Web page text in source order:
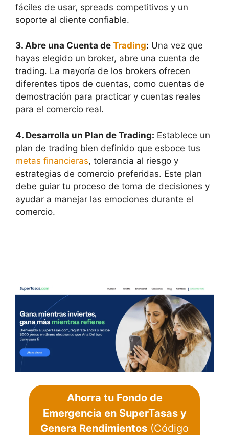
fáciles de usar, spreads competitivos y un
soporte al cliente confiable.
3. Abre una Cuenta de Trading: Una vez que
hayas elegido un broker, abre una cuenta de
trading. La mayoría de los brokers ofrecen
diferentes tipos de cuentas, como cuentas de
demostración para practicar y cuentas reales
para el comercio real.
4. Desarrolla un Plan de Trading: Establece un
plan de trading bien definido que esboce tus
metas financieras, tolerancia al riesgo y
estrategias de comercio preferidas. Este plan
debe guiar tu proceso de toma de decisiones y
ayudar a manejar las emociones durante el
comercio.
Ahorra tu Fondo de
Emergencia en SuperTasas y
Genera Rendimientos (Código